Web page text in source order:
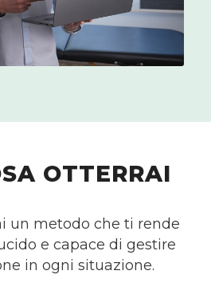
OTTERRAI
un metodo che ti rende
e capace di gestire
in ogni situazione.